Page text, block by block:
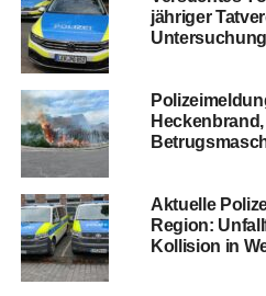
jäh­ri­ger
Aktu­el­le
Regi­on:
Kol­li­si­on in